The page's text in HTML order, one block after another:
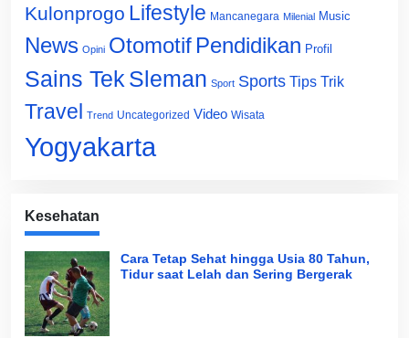
Kulonprogo Lifestyle Mancanegara Milenial Music
News Opini Otomotif Pendidikan Profil
Sains Tek Sleman Sport Sports Tips Trik
Travel Trend Uncategorized Video Wisata
Yogyakarta
Kesehatan
Cara Tetap Sehat hingga Usia 80 Tahun,
Tidur saat Lelah dan Sering Bergerak